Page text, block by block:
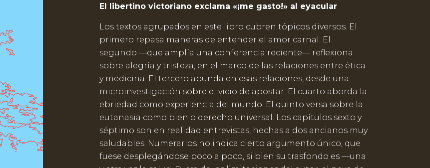
El libertino victoriano exclama «¡me gasto!» al eyacular
Los textos agrupados en este libro cubren tópicos diversos. El
primero repasa maneras de entender el amor carnal. El
segundo —que amplía una conferencia reciente— reflexiona
sobre alegría y tristeza, en el marco de las relaciones entre ética
y medicina. El tercero abunda en esas relaciones, desde una
microinvestigación sobre el vicio de apostar. El cuarto aborda la
ebriedad como experiencia del mundo. El quinto versa sobre la
eutanasia como bien o derecho universal. Los capítulos sexto y
séptimo son en realidad entrevistas, hechas a dos ancianos muy
saludables. Numerarlos no indica cierto argumento único, que
fuese desplegándose poco a poco, si bien su trasfondo es —una